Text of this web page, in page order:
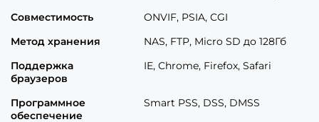
Совместимость
ONVIF, PSIA, CGI
Метод хранения
NAS, FTP, Micro SD до 128Гб
Поддержка
браузеров
IE, Chrome, Firefox, Safari
Программное
обеспечение
Smart PSS, DSS, DMSS